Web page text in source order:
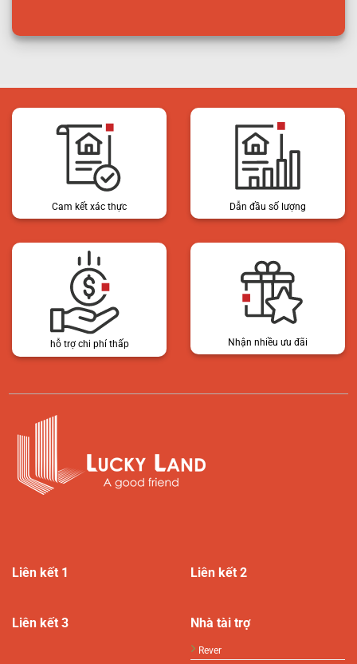
Cam kết xác thực Dẫn đầu số lượng
hỗ trợ chi phí thấp Nhận nhiều ưu đãi
Liên kết 1 Liên kết 2
Liên kết 3 Nhà tài trợ
Rever